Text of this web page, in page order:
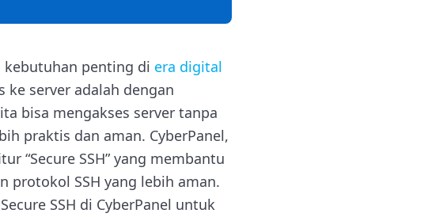
kebutuhan penting di era digital
ke server adalah dengan
bisa mengakses server tanpa
praktis dan aman. CyberPanel,
“Secure SSH” yang membantu
protokol SSH yang lebih aman.
SSH di CyberPanel untuk